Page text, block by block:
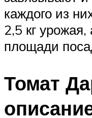
каждого из
2,5 кг урожая,
площади
Томат